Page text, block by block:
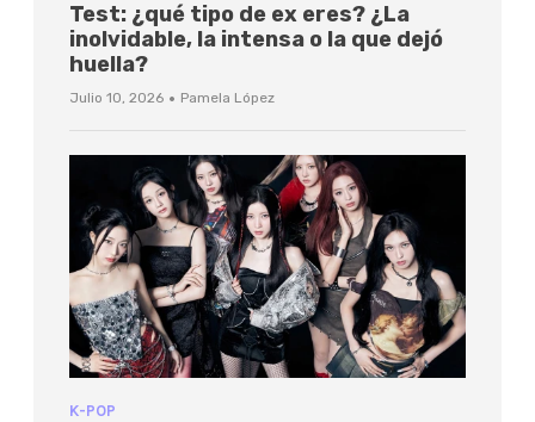
Test: ¿qué tipo de ex eres? ¿La
inolvidable, la intensa o la que dejó
huella?
Julio 10, 2026 · Pamela López
K-POP